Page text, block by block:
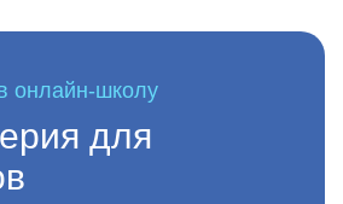
онлайн-школу
для